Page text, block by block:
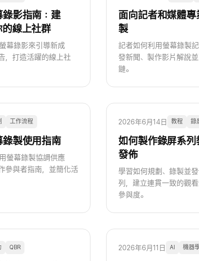
影指南：建
線上社群
幕錄影來引導新成
，打造活躍的線上社
面向記者和媒體
製
記者如何利用螢幕錄製
發新聞、製作影片解說
鏈。
工作流程
製使用指南
螢幕錄製協調供應
參與者指南，並簡化活
2026年6月14日 教程 錄
如何製作錄屏系
發佈
學習如何規劃、錄製並
列，建立連貫一致的觀
參與度。
QBR 2026年6月11日 AI 機器